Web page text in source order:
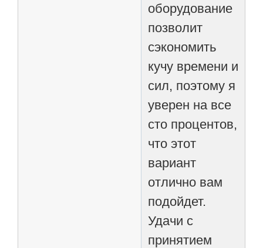
оборудование
позволит
сэкономить
кучу времени и
сил, поэтому я
уверен на все
сто процентов,
что этот
вариант
отлично вам
подойдет.
Удачи с
принятием